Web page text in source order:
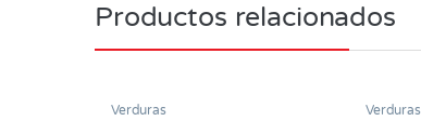
Productos relacionados
Verduras Verduras